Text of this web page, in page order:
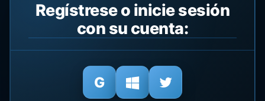
Regístrese o inicie sesión
con su cuenta: